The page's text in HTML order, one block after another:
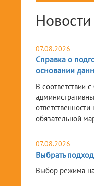
Новости
07.08.2026
Справка о
основании
В соответствии
обязательной
07.08.2026
Выбрать
Выбор режима